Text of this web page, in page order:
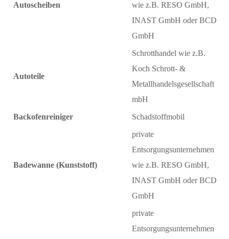
Autoscheiben
wie z.B. RESO GmbH,
INAST GmbH oder BCD
GmbH
Autoteile
Schrotthandel wie z.B.
Koch Schrott- &
Metallhandelsgesellschaft
mbH
Backofenreiniger
Schadstoffmobil
Badewanne (Kunststoff)
private
Entsorgungsunternehmen
wie z.B. RESO GmbH,
INAST GmbH oder BCD
GmbH
private
Entsorgungsunternehmen